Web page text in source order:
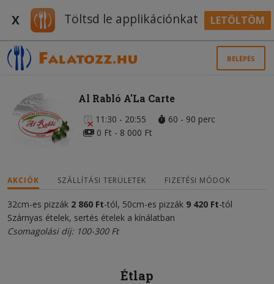
X Töltsd le applikációnkat LETÖLTÖM
BELÉPÉS
Al Rabló A'La Carte
11:30 - 20:55
60 - 90 perc
0 Ft - 8 000 Ft
AKCIÓK SZÁLLÍTÁSI TERÜLETEK FIZETÉSI MÓDOK
32cm-es pizzák 2 860 Ft-tól, 50cm-es pizzák 9 420 Ft-tól
Szárnyas ételek, sertés ételek a kínálatban
Csomagolási díj: 100-300 Ft
Étlap